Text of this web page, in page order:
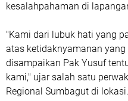
kesalahpahaman di
"Kami dari lubuk hati yang
atas ketidaknyamanan
disampaikan Pak Yusuf
kami," ujar salah satu
Regional Sumbagut di lokasi.